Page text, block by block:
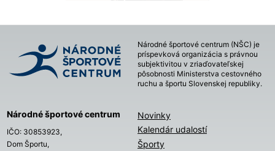
Národné športové centrum (NŠC) je
príspevková organizácia s právnou
subjektivitou v zriaďovateľskej
pôsobnosti Ministerstva cestovného
ruchu a športu Slovenskej republiky.
Národné športové centrum
IČO: 30853923,
Dom Športu,
Novinky
Kalendár udalostí
Športy